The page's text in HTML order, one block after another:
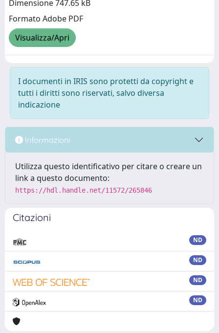
Dimensione 747.65 kB
Formato Adobe PDF
Visualizza/Apri
I documenti in IRIS sono protetti da copyright e
tutti i diritti sono riservati, salvo diversa
indicazione
Informazioni
Utilizza questo identificativo per citare o creare un
link a questo documento:
https://hdl.handle.net/11572/265846
Citazioni
ND
ND
ND
ND